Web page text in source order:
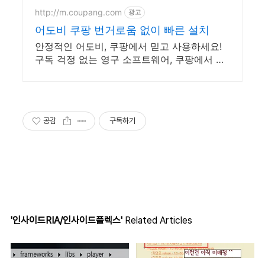
http://m.coupang.com 광고
어도비 쿠팡 번거로움 없이 빠른 설치
안정적인 어도비, 쿠팡에서 믿고 사용하세요!
구독 걱정 없는 영구 소프트웨어, 쿠팡에서 만
공감 구독하기
'인사이드RIA/인사이드플렉스' Related Articles